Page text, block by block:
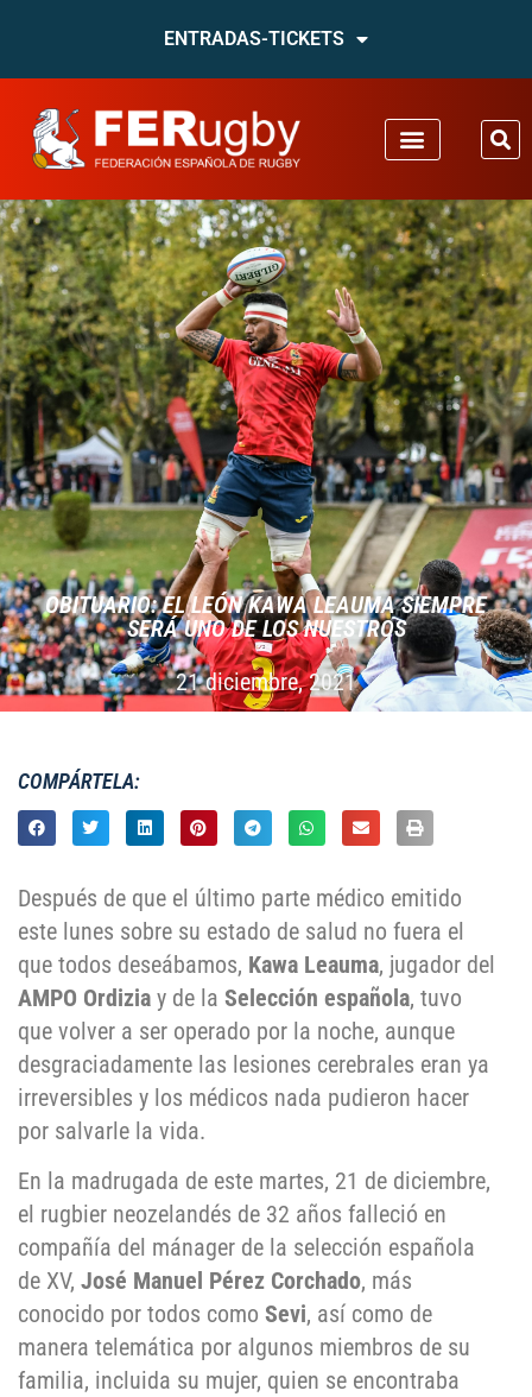
ENTRADAS-TICKETS
OBITUARIO: EL LEÓN KAWA LEAUMA SIEMPRE
SERÁ UNO DE LOS NUESTROS
21 diciembre, 2021
COMPÁRTELA:
Después de que el último parte médico emitido
este lunes sobre su estado de salud no fuera el
que todos deseábamos, Kawa Leauma, jugador del
AMPO Ordizia y de la Selección española, tuvo
que volver a ser operado por la noche, aunque
desgraciadamente las lesiones cerebrales eran ya
irreversibles y los médicos nada pudieron hacer
por salvarle la vida.
En la madrugada de este martes, 21 de diciembre,
el rugbier neozelandés de 32 años falleció en
compañía del mánager de la selección española
de XV, José Manuel Pérez Corchado, más
conocido por todos como Sevi, así como de
manera telemática por algunos miembros de su
familia, incluida su mujer, quien se encontraba